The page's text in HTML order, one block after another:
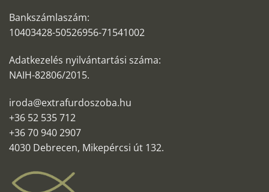
Bankszámlaszám:
10403428-50526956-71541002
Adatkezelés nyilvántartási száma:
NAIH-82806/2015.
iroda@extrafurdoszoba.hu
+36 52 535 712
+36 70 940 2907
4030 Debrecen, Mikepércsi út 132.